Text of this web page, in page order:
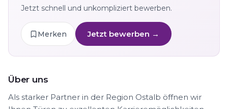
Jetzt schnell und unkompliziert bewerben.
Merken Jetzt bewerben →
Über uns
Als starker Partner in der Region Ostalb öffnen wir